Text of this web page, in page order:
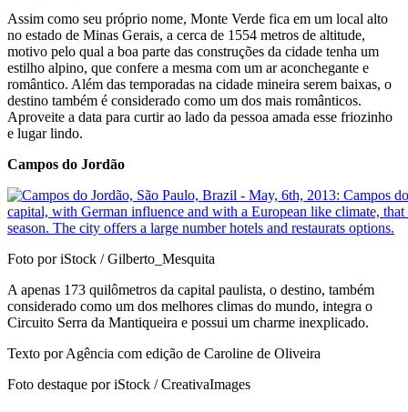
Assim como seu próprio nome, Monte Verde fica em um local alto
no estado de Minas Gerais, a cerca de 1554 metros de altitude,
motivo pelo qual a boa parte das construções da cidade tenha um
estilho alpino, que confere a mesma com um ar aconchegante e
romântico. Além das temporadas na cidade mineira serem baixas, o
destino também é considerado como um dos mais românticos.
Aproveite a data para curtir ao lado da pessoa amada esse friozinho
e lugar lindo.
Campos do Jordão
Foto por iStock / Gilberto_Mesquita
A apenas 173 quilômetros da capital paulista, o destino, também
considerado como um dos melhores climas do mundo, integra o
Circuito Serra da Mantiqueira e possui um charme inexplicado.
Texto por Agência com edição de Caroline de Oliveira
Foto destaque por iStock / CreativaImages